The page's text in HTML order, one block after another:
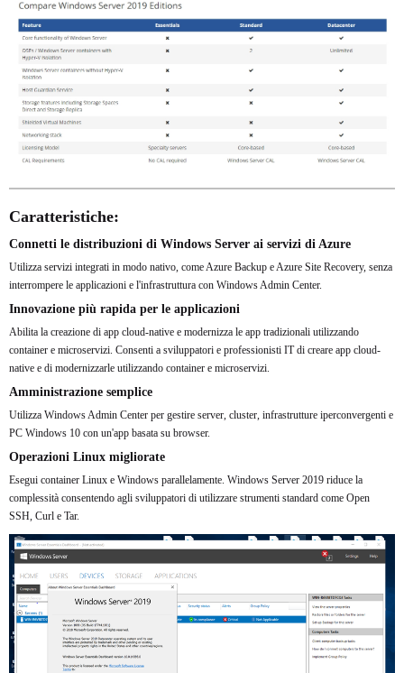
Caratteristiche:
Connetti le distribuzioni di Windows Server ai servizi di Azure
Utilizza servizi integrati in modo nativo, come Azure Backup e Azure Site Recovery, senza
interrompere le applicazioni e l'infrastruttura con Windows Admin Center.
Innovazione più rapida per le applicazioni
Abilita la creazione di app cloud-native e modernizza le app tradizionali utilizzando
container e microservizi. Consenti a sviluppatori e professionisti IT di creare app cloud-
native e di modernizzarle utilizzando container e microservizi.
Amministrazione semplice
Utilizza Windows Admin Center per gestire server, cluster, infrastrutture iperconvergenti e
PC Windows 10 con un'app basata su browser.
Operazioni Linux migliorate
Esegui container Linux e Windows parallelamente. Windows Server 2019 riduce la
complessità consentendo agli sviluppatori di utilizzare strumenti standard come Open
SSH, Curl e Tar.